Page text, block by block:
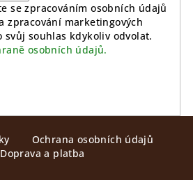
se zpracováním osobních údajů
zpracování marketingových
svůj souhlas kdykoliv odvolat.
osobních údajů.
Ochrana osobních údajů
Doprava a platba